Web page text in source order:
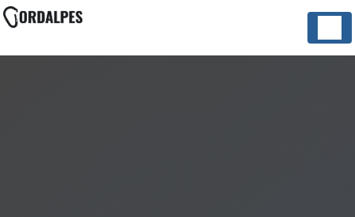
Panneau de gestion des cookies